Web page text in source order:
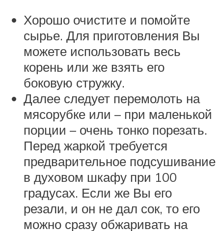
Хорошо очистите и помойте
сырье. Для приготовления Вы
можете использовать весь
корень или же взять его
боковую стружку.
Далее следует перемолоть на
мясорубке или – при маленькой
порции – очень тонко порезать.
Перед жаркой требуется
предварительное подсушивание
в духовом шкафу при 100
градусах. Если же Вы его
резали, и он не дал сок, то его
можно сразу обжаривать на